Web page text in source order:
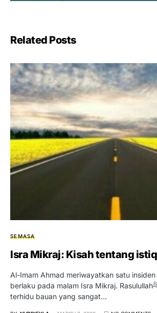
Related Posts
SEMASA
Isra Mikraj: Kisah tentang
Al-Imam Ahmad meriwayatkan satu
berlaku pada malam Isra Mikraj. Rasulullahﷺ dikatakan
terhidu bauan yang sangat…